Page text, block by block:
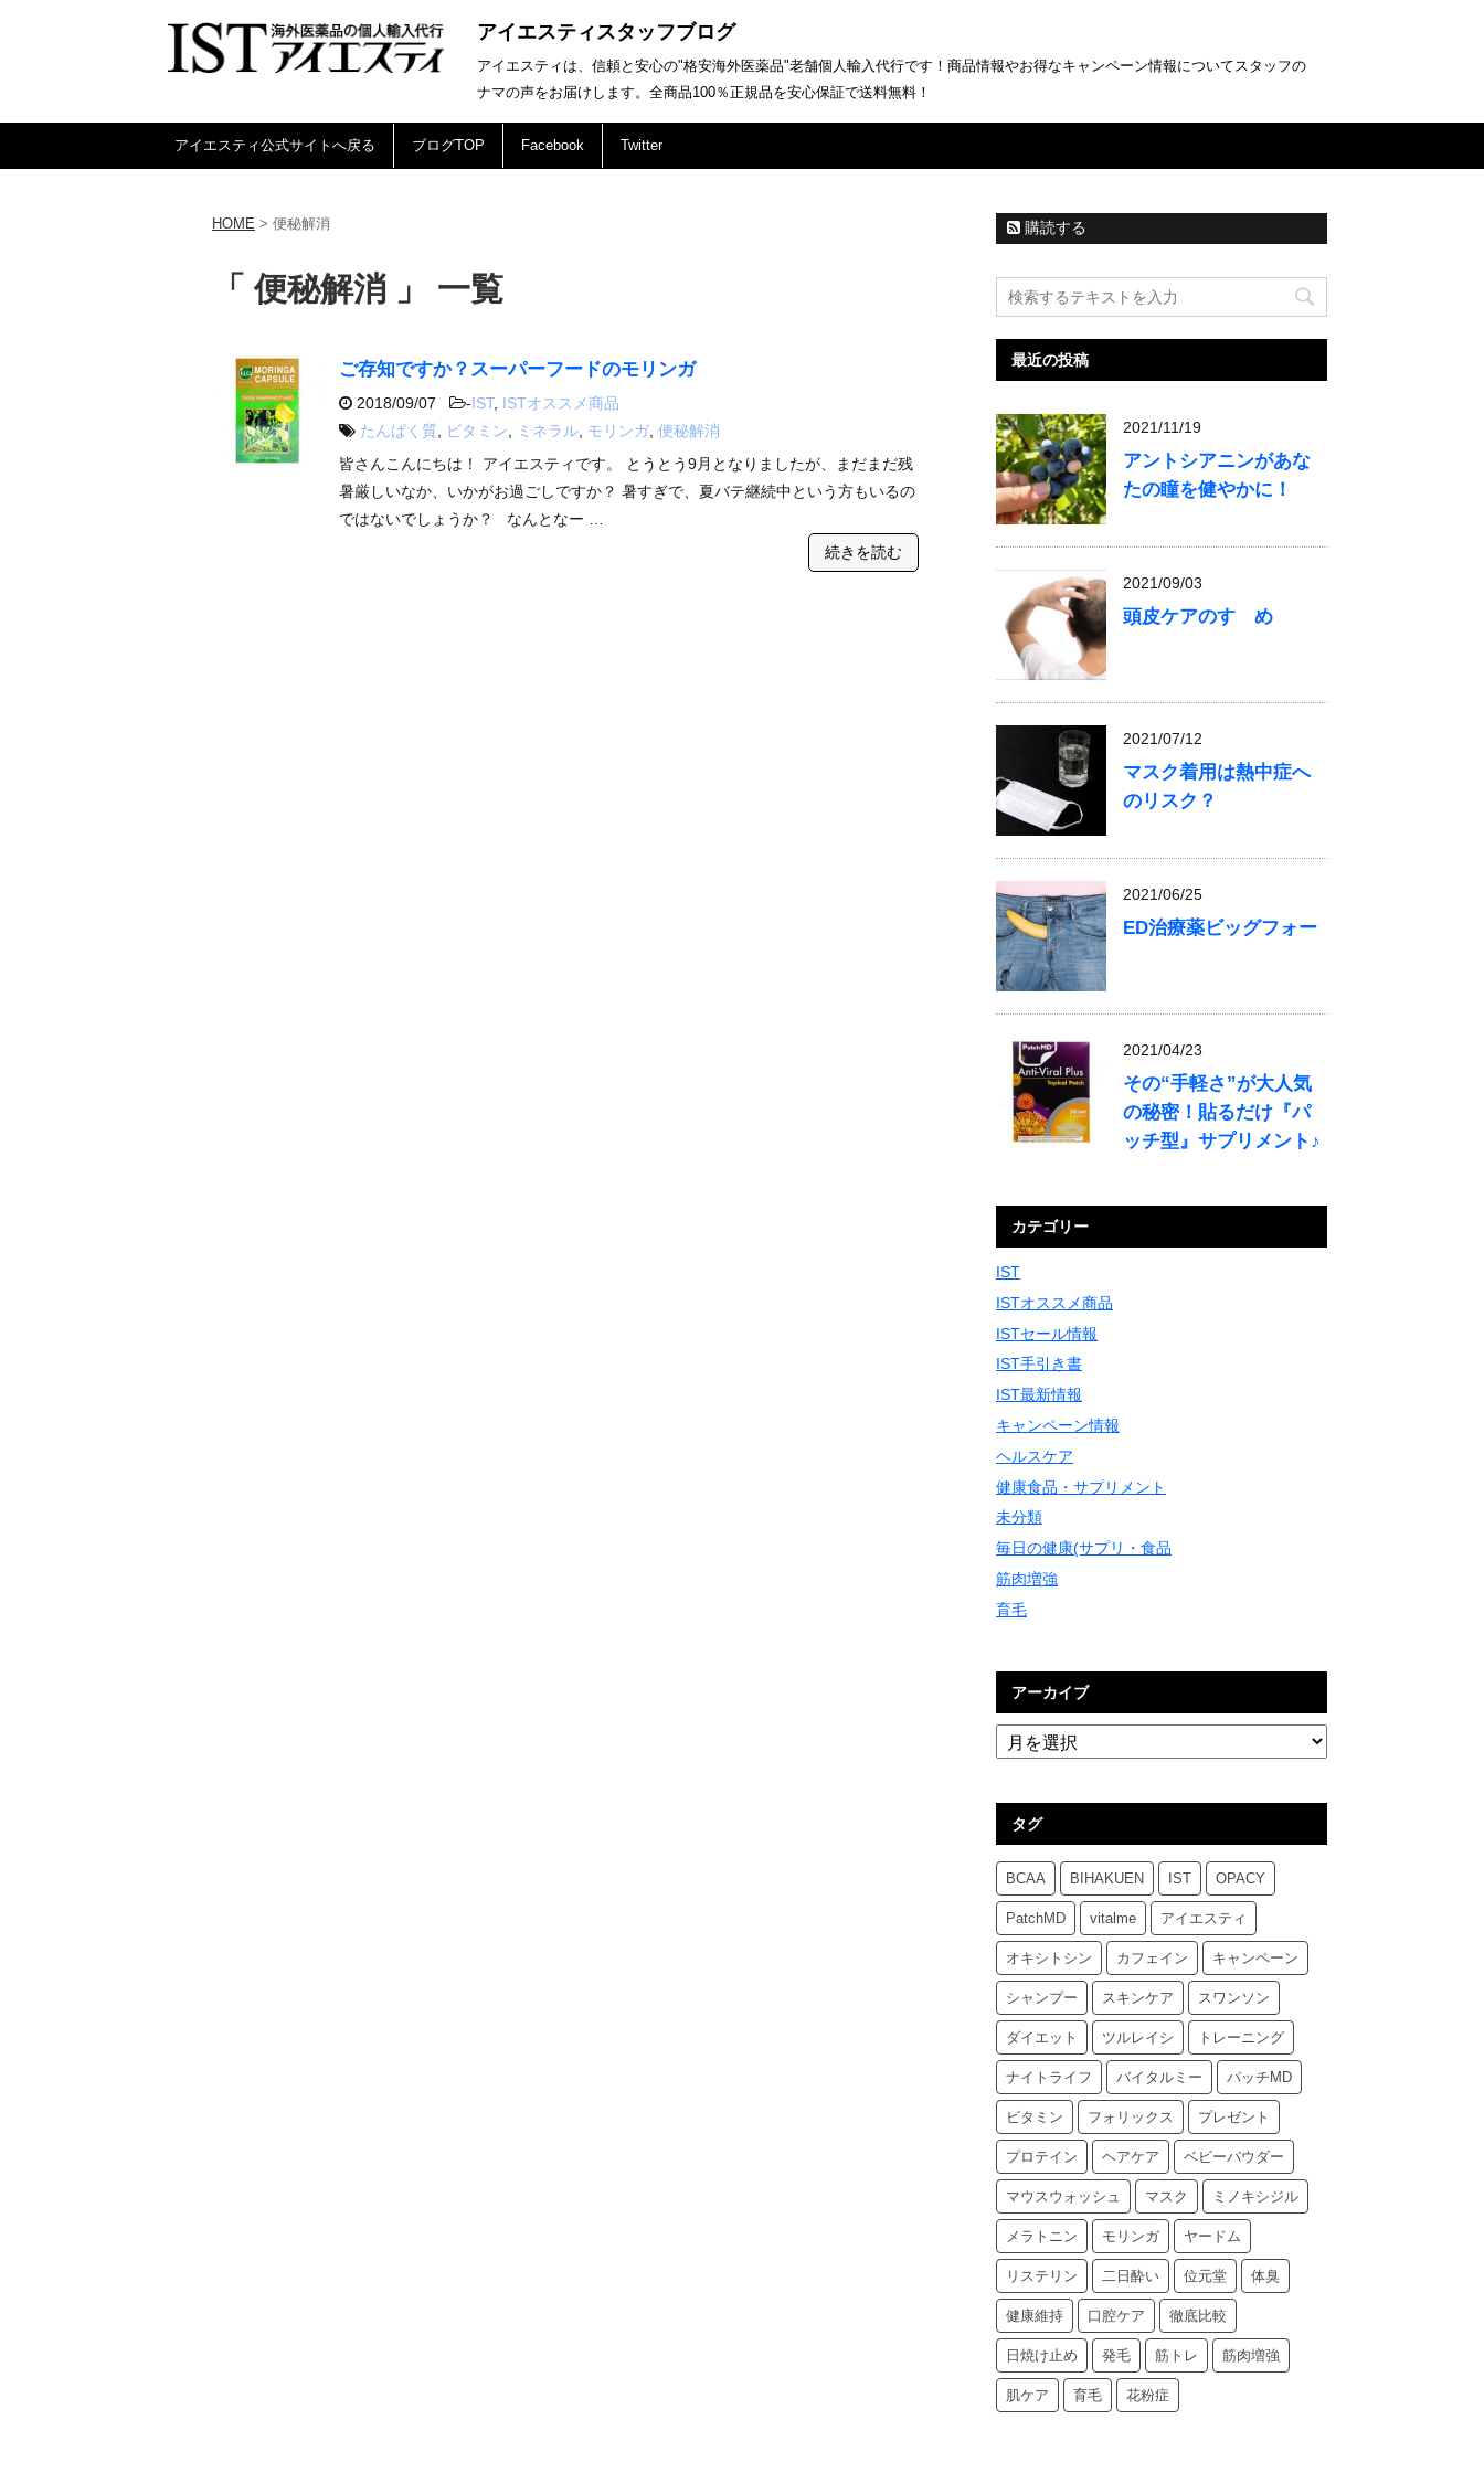
アイエスティスタッフブログ
アイエスティは、信頼と安心の"格安海外医薬品"老舗個人輸入代行です！商品情報やお得なキャンペーン情報についてスタッフの
ナマの声をお届けします。全商品100％正規品を安心保証で送料無料！
アイエスティ公式サイトへ戻る ブログTOP Facebook Twitter
HOME > 便秘解消
「 便秘解消 」 一覧
ご存知ですか？スーパーフードのモリンガ
2018/09/07 -IST, ISTオススメ商品
たんぱく質
ビタミン ミネラル モリンガ 便秘解消
皆さんこんにちは！ アイエスティです。 とうとう9月となりましたが、まだまだ残
暑厳しいなか、いかがお過ごしですか？ 暑すぎで、夏バテ継続中という方もいるの
ではないでしょうか？ なんとなー …
続きを読む
購読する
最近の投稿
2021/11/19
アントシアニンがあな
たの瞳を健やかに！
2021/09/03
頭皮ケアのすゝめ
2021/07/12
マスク着用は熱中症へ
のリスク？
2021/06/25
ED治療薬ビッグフォー
2021/04/23
その“手軽さ”が大人気
の秘密！貼るだけ『パ
ッチ型』サプリメント♪
カテゴリー
IST
ISTオススメ商品
ISTセール情報
IST手引き書
IST最新情報
キャンペーン情報
ヘルスケア
健康食品・サプリメント
未分類
毎日の健康(サプリ・食品
筋肉増強
育毛
アーカイブ
タグ
BCAA BIHAKUEN IST OPACY
PatchMD vitalme アイエスティ
オキシトシン カフェイン キャンペーン
シャンプー スキンケア スワンソン
ダイエット ツルレイシ トレーニング
ナイトライフ バイタルミー パッチMD
ビタミン フォリックス プレゼント
プロテイン ヘアケア ベビーパウダー
マウスウォッシュ マスク ミノキシジル
メラトニン モリンガ ヤードム
リステリン 二日酔い 位元堂 体臭
健康維持 口腔ケア 徹底比較
日焼け止め 発毛 筋トレ 筋肉増強
肌ケア 育毛 花粉症